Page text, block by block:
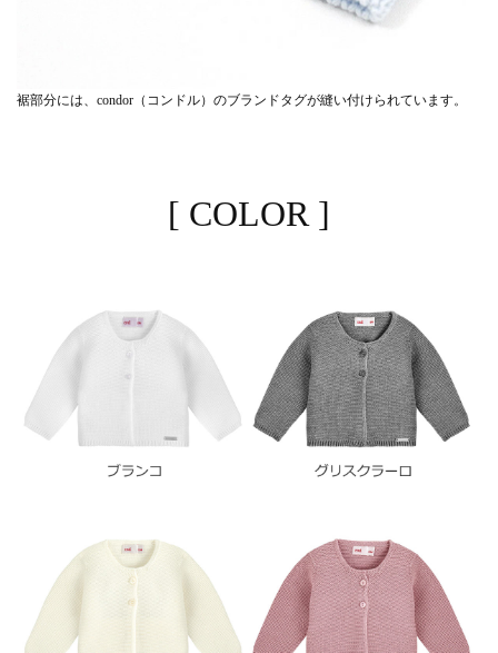
裾部分には、condor（コンドル）のブランドタグが縫い付けられています。
[ COLOR ]